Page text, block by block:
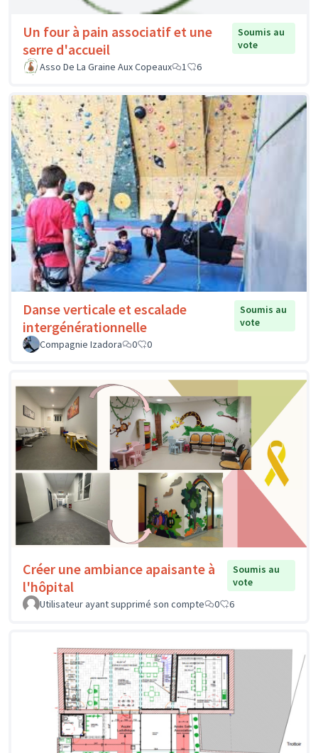
Un four à pain associatif et une
serre d'accueil
Soumis au
vote
Asso De La Graine Aux Copeaux
1 6
Danse verticale et escalade
intergénérationnelle
Soumis au
vote
Compagnie Izadora
0 0
Créer une ambiance apaisante à
l'hôpital
Soumis au
vote
Utilisateur ayant supprimé son compte
0 6